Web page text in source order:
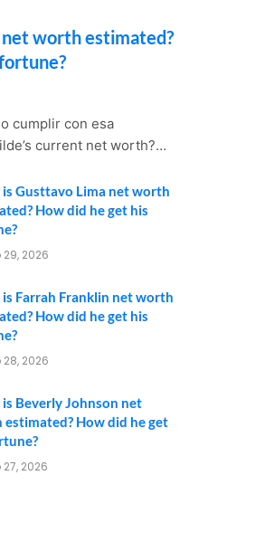
worth estimated?
cumplir con esa
current net worth?…
Gusttavo Lima net worth
How did he get his
2026
Farrah Franklin net worth
How did he get his
2026
Beverly Johnson net
How did he get
2026